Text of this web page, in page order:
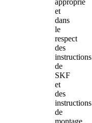
et
dans
le
respect
des
instructions
de
SKF
et
des
instructions
de
montage